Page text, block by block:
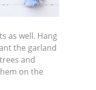
as well. Hang
the garland
and
on the